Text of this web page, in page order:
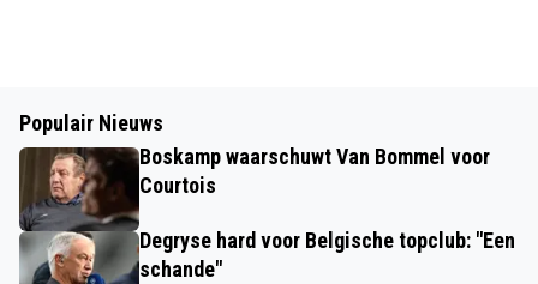
Populair Nieuws
Boskamp waarschuwt Van Bommel voor
Courtois
Degryse hard voor Belgische topclub: "Een
schande"